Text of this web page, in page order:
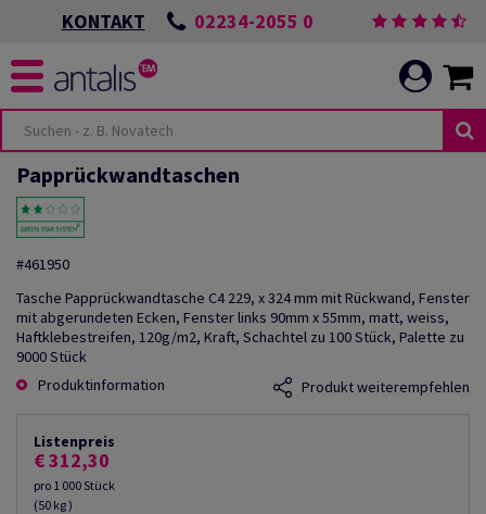
KONTAKT 02234-2055 0
Papprückwandtaschen
#461950
Tasche Papprückwandtasche C4 229, x 324 mm mit Rückwand, Fenster
mit abgerundeten Ecken, Fenster links 90mm x 55mm, matt, weiss,
Haftklebestreifen, 120g/m2, Kraft, Schachtel zu 100 Stück, Palette zu
9000 Stück
Produktinformation
Produkt weiterempfehlen
Listenpreis
€ 312,30
pro 1 000 Stück
(50 kg )